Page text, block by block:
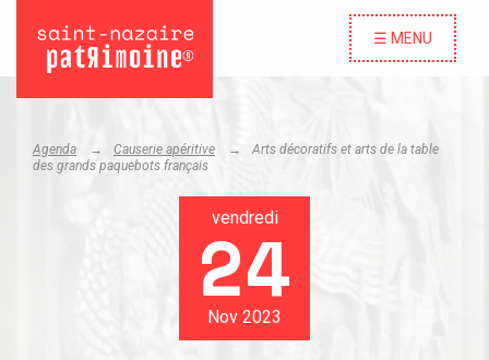
☰ MENU
Agenda Causerie apéritive
Arts décoratifs et arts de la table
des grands paquebots français
vendredi
24
Nov 2023